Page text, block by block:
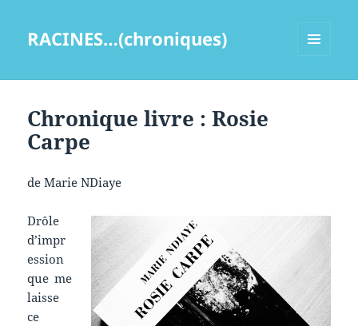
RACINES…(chroniques)
Chronique livre : Rosie
Carpe
de Marie NDiaye
Drôle
d’impr
ession
que me
laisse
ce